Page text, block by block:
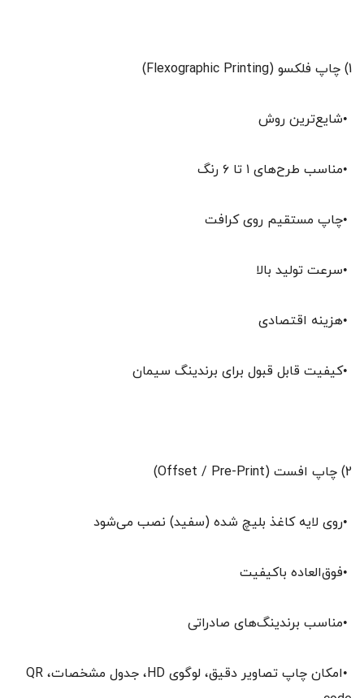
1) چاپ فلکسو (Flexographic Printing)
•شایع‌ترین روش
•مناسب طرح‌های ۱ تا ۶ رنگ
•چاپ مستقیم روی کرافت
•سرعت تولید بالا
•هزینه اقتصادی
•کیفیت قابل قبول برای برندینگ سیمان
2) چاپ افست (Offset / Pre-Print)
•روی لایه کاغذ بلیچ شده (سفید) نصب می‌شود
•فوق‌العاده باکیفیت
•مناسب برندینگ‌های صادراتی
•امکان چاپ تصاویر دقیق، لوگوی HD، جدول مشخصات، QR